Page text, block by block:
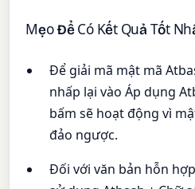
Mẹo Để Có Kết Quả Tốt
Để giải mã mật mã
nhấp lại vào Áp dụng
bấm sẽ hoạt động vì
đảo ngược.
Đối với văn bản hỗn